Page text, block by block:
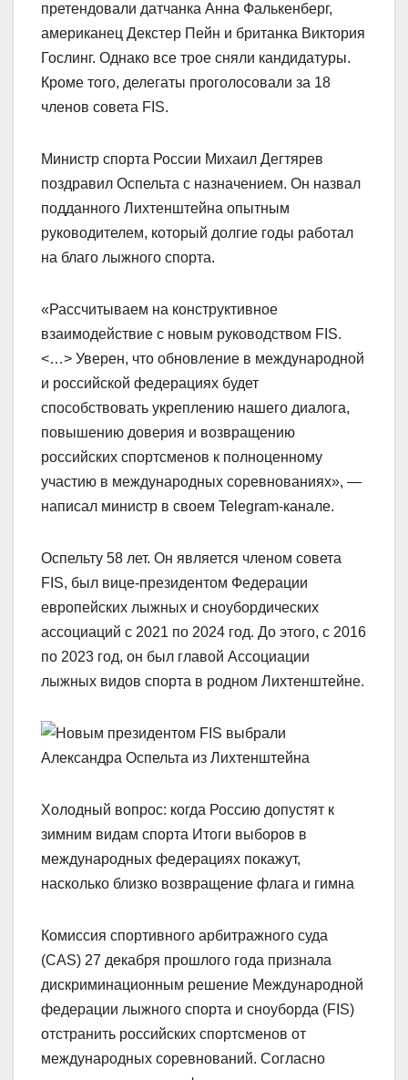
претендовали датчанка Анна Фалькенберг,
американец Декстер Пейн и британка Виктория
Гослинг. Однако все трое сняли кандидатуры.
Кроме того, делегаты проголосовали за 18
членов совета FIS.
Министр спорта России Михаил Дегтярев
поздравил Оспельта с назначением. Он назвал
подданного Лихтенштейна опытным
руководителем, который долгие годы работал
на благо лыжного спорта.
«Рассчитываем на конструктивное
взаимодействие с новым руководством FIS.
<…> Уверен, что обновление в международной
и российской федерациях будет
способствовать укреплению нашего диалога,
повышению доверия и возвращению
российских спортсменов к полноценному
участию в международных соревнованиях», —
написал министр в своем Telegram-канале.
Оспельту 58 лет. Он является членом совета
FIS, был вице-президентом Федерации
европейских лыжных и сноубордических
ассоциаций с 2021 по 2024 год. До этого, с 2016
по 2023 год, он был главой Ассоциации
лыжных видов спорта в родном Лихтенштейне.
Холодный вопрос: когда Россию допустят к
зимним видам спорта Итоги выборов в
международных федерациях покажут,
насколько близко возвращение флага и гимна
Комиссия спортивного арбитражного суда
(CAS) 27 декабря прошлого года признала
дискриминационным решение Международной
федерации лыжного спорта и сноуборда (FIS)
отстранить российских спортсменов от
международных соревнований. Согласно